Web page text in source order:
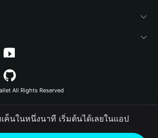
บรนด์
ภัย
ต
นตัว
การ
All Rights Reserved
ค็นในหนึ่งนาที เริ่มต้นได้เลยในแอป